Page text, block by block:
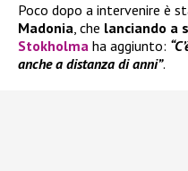
Poco dopo a intervenire è
Madonia, che lanciando a
Stokholma ha aggiunto:
anche a distanza di anni”.